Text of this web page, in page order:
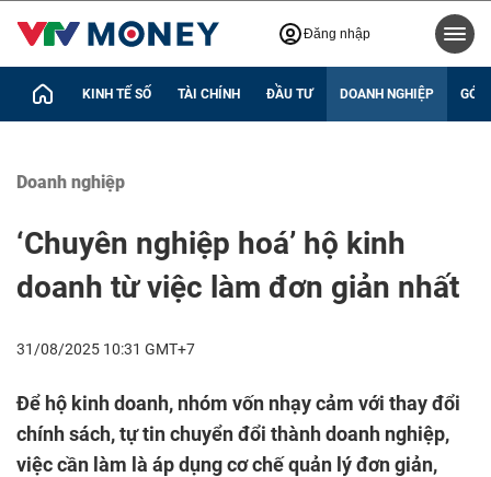
Đăng nhập
KINH TẾ SỐ TÀI CHÍNH ĐẦU TƯ DOANH NGHIỆP GÓC
Doanh nghiệp
‘Chuyên nghiệp hoá’ hộ kinh
doanh từ việc làm đơn giản nhất
31/08/2025 10:31 GMT+7
Để hộ kinh doanh, nhóm vốn nhạy cảm với thay đổi
chính sách, tự tin chuyển đổi thành doanh nghiệp,
việc cần làm là áp dụng cơ chế quản lý đơn giản,